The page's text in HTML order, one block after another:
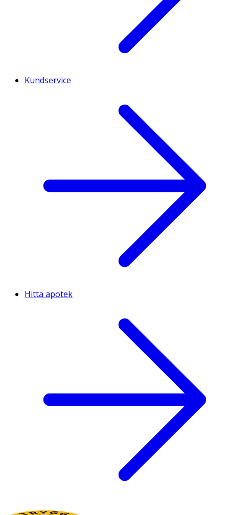
Kundservice
Hitta apotek